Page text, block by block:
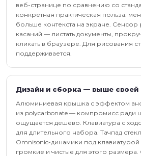
веб-странице по сравнению со
конкретная практическая польза:
больше контекста на экране. Сенсор
касаний — листать документы,
кликать в браузере. Для рисования
поддерживается.
Дизайн и сборка — выше своей
Алюминиевая крышка с эффектом
из polycarbonate — компромисс ради
ощущается дешёво. Клавиатура с
для длительного набора. Тачпад
Omnisonic-динамики под
громкие и чистые для этого